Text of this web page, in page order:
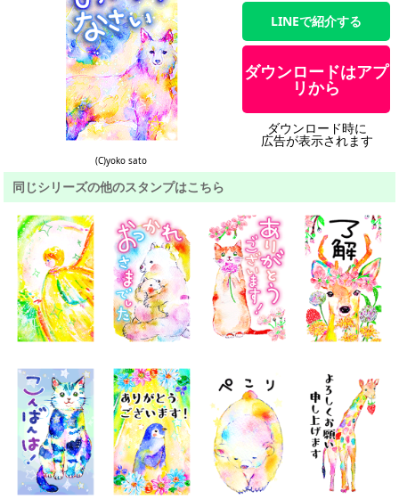
(C)yoko sato
LINEで紹介する
ダウンロードはアプ
リから
ダウンロード時に
広告が表示されます
同じシリーズの他のスタンプはこちら